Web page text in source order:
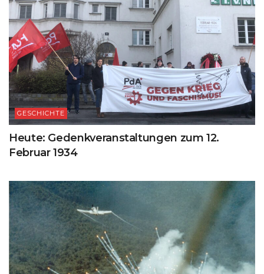
GESCHICHTE
Heute: Gedenkveranstaltungen zum 12.
Februar 1934